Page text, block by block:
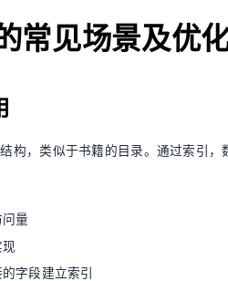
常见场景及优
构，类似于书籍的目录。通过索引，
量
字段建立索引